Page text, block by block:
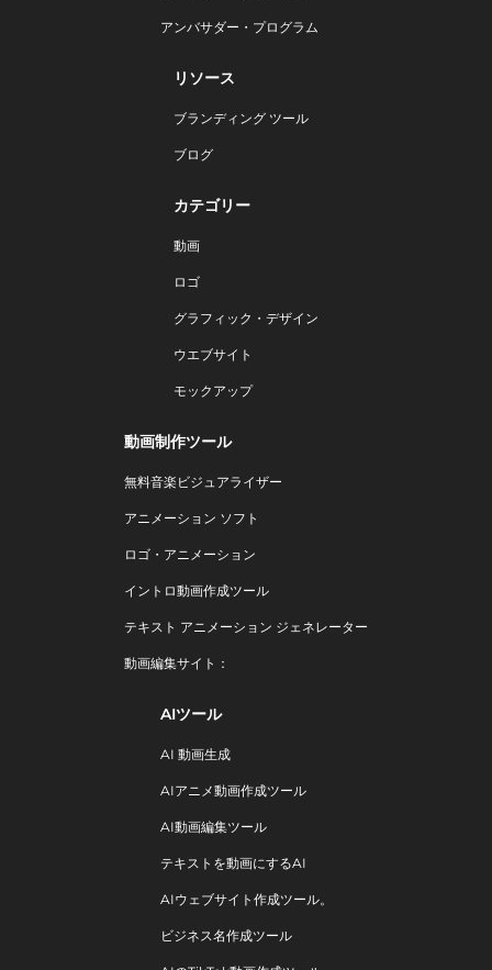
アンバサダー・プログラム
リソース
ブランディング ツール
ブログ
カテゴリー
動画
ロゴ
グラフィック・デザイン
ウエブサイト
モックアップ
動画制作ツール
無料音楽ビジュアライザー
アニメーション ソフト
ロゴ・アニメーション
イントロ動画作成ツール
テキスト アニメーション ジェネレーター
動画編集サイト：
AIツール
AI 動画生成
AIアニメ動画作成ツール
AI動画編集ツール
テキストを動画にするAI
AIウェブサイト作成ツール。
ビジネス名作成ツール